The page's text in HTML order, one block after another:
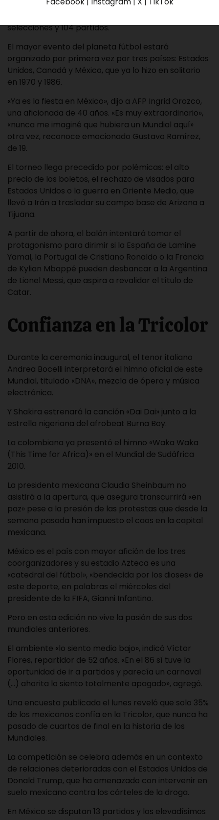
para que las selecciones de México y Sudáfrica den
selecciones y 104 partidos.
El mayor evento del planeta fútbol estará
organizado por primera vez por tres países: Estados
Unidos, Canadá y México, que ya lo hizo en solitario
en 1970 y 1986.
«Ya es la fiesta en México», dijo a AFP Ingrid Orozco,
una aficionada de 40 años. «Es muy extraordinario»,
«nunca me imaginé que hubiera un Mundial aquí»
otra vez, reconoce emocionado Gustavo Ramírez,
de 19.
El torneo llega precedido por polémicas: el alto
precio de los boletos, el rechazo de visados para
Estados Unidos o la guerra en Oriente Medio, que
llevó a Irán a trasladar su campo base de Arizona a
Tijuana.
A partir de ahora, el balón intentará tomar el
protagonismo para dirimir si la España de Lamine
Yamal, la Portugal de Cristiano Ronaldo o la Francia
de Kylian Mbappé pueden desbancar a la Argentina
de Lionel Messi, que aspira a revalidar el título de
Catar.
Confianza en la Tricolor
Durante la ceremonia inaugural, el tenor italiano
Andrea Bocelli interpretará el himno oficial de este
Mundial, titulado «DNA», mezcla de ópera y música
electrónica.
Y Shakira estrenará la canción «Dai Dai» junto a la
estrella nigeriana del afrobeat Burna Boy.
La colombiana ya presentó el himno «Waka Waka
(This Time for Africa)» en el Mundial de Sudáfrica
2010.
La presidenta mexicana Claudia Sheinbaum no
asistirá a la apertura, que asegura transcurrirá «en
paz» pese a la presión de las protestas que desde la
semana pasada han impuesto el caos en la capital
mexicana.
México es el país con mayor afición de los tres
coorganizadores y su estadio Azteca es una
«catedral del fútbol», «bendecida por los dioses» de
este deporte, en palabras el miércoles del
presidente de la FIFA, Gianni Infantino.
Pero en esta edición no vive la pasión de sus dos
mundiales anteriores.
El ambiente «lo siento medio bajo», indicó Víctor
Flores, repartidor de 52 años. «En el 86 sí tuve la
oportunidad de ir a partidos y parecía un carnaval
(…) ahorita lo siento totalmente apagado», agregó.
Una encuesta publicada el lunes reveló que solo 35%
de los mexicanos confía en la Tricolor, que nunca ha
pasado de cuartos de final en la historia de los
Mundiales.
La competición se celebra además en un contexto
de relaciones deterioradas con el Estados Unidos de
Donald Trump, que ha amenazado con intervenir en
suelo mexicano contra los cárteles de la droga.
En México se disputan 13 partidos y los elevadísimos